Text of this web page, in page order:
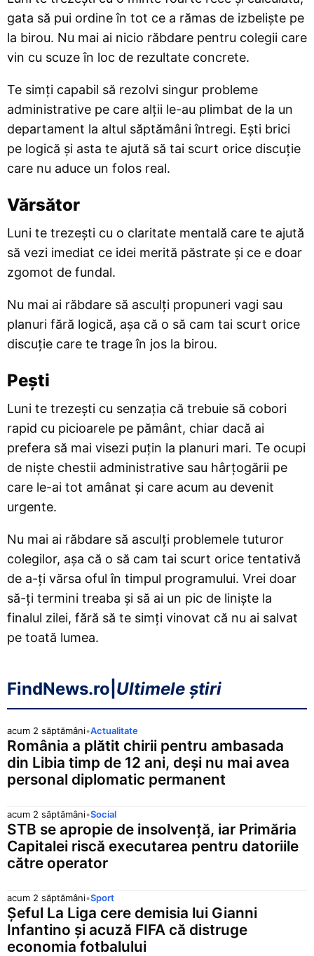
gata să pui ordine în tot ce a rămas de izbeliște pe
la birou. Nu mai ai nicio răbdare pentru colegii care
vin cu scuze în loc de rezultate concrete.
Te simți capabil să rezolvi singur probleme
administrative pe care alții le-au plimbat de la un
departament la altul săptămâni întregi. Ești brici
pe logică și asta te ajută să tai scurt orice discuție
care nu aduce un folos real.
Vărsător
Luni te trezești cu o claritate mentală care te ajută
să vezi imediat ce idei merită păstrate și ce e doar
zgomot de fundal.
Nu mai ai răbdare să asculți propuneri vagi sau
planuri fără logică, așa că o să cam tai scurt orice
discuție care te trage în jos la birou.
Pești
Luni te trezești cu senzația că trebuie să cobori
rapid cu picioarele pe pământ, chiar dacă ai
prefera să mai visezi puțin la planuri mari. Te ocupi
de niște chestii administrative sau hârțogării pe
care le-ai tot amânat și care acum au devenit
urgente.
Nu mai ai răbdare să asculți problemele tuturor
colegilor, așa că o să cam tai scurt orice tentativă
de a-ți vărsa oful în timpul programului. Vrei doar
să-ți termini treaba și să ai un pic de liniște la
finalul zilei, fără să te simți vinovat că nu ai salvat
pe toată lumea.
FindNews.ro Ultimele știri
acum 2 săptămâni•Actualitate
România a plătit chirii pentru ambasada
din Libia timp de 12 ani, deși nu mai avea
personal diplomatic permanent
acum 2 săptămâni•Social
STB se apropie de insolvență, iar Primăria
Capitalei riscă executarea pentru datoriile
către operator
acum 2 săptămâni•Sport
Șeful La Liga cere demisia lui Gianni
Infantino și acuză FIFA că distruge
economia fotbalului